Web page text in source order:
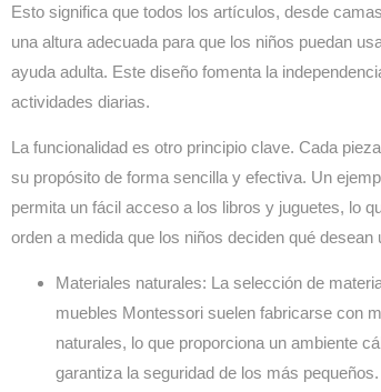
Esto significa que todos los artículos, desde
una altura adecuada para que los niños puedan
ayuda adulta. Este diseño fomenta la
actividades diarias.
La funcionalidad es otro principio clave. Cada
su propósito de forma sencilla y efectiva. Un
permita un fácil acceso a los libros y juguetes, lo
orden a medida que los niños deciden qué desean
Materiales naturales: La selección de
muebles Montessori suelen fabricarse con
naturales, lo que proporciona un ambiente
garantiza la seguridad de los más pequeños.